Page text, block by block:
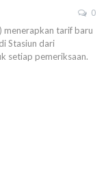
0
menerapkan tarif baru
Stasiun dari
setiap pemeriksaan.